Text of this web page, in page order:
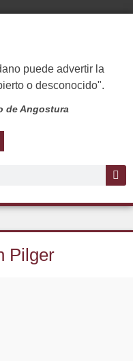
puede advertir la
o desconocido".
de Angostura
Pilger